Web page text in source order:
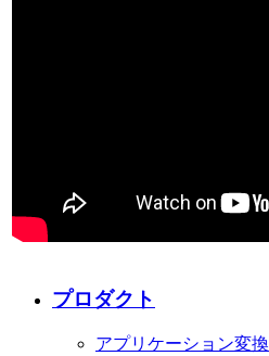
プロダクト
アプリケーション変換